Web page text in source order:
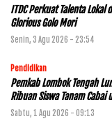
ITDC Perkuat Talenta Lokal
Glorious Golo Mori
Senin, 3 Agu 2026 - 23:54
Pendidikan
Pemkab Lombok Tengah
Ribuan Siswa Tanam
Sabtu, 1 Agu 2026 - 09:13